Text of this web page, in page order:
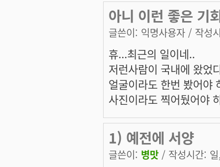
아니 이런 좋은 기
글쓴이: 익명사용자 / 작성
휴...최근의 일이네..
저런사람이 국내에 왔었
얼굴이라도 한번 봤어야
사진이라도 찍어뒀어야
1) 예전에 서양
글쓴이: 병맛 / 작성시간: